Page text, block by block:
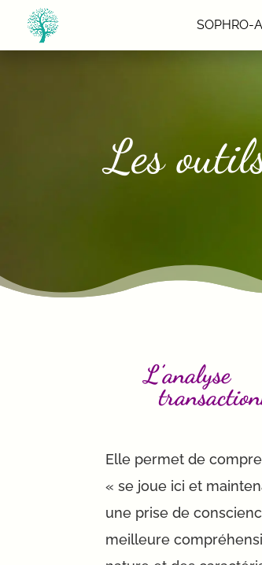
SOPHRO-
Les
Elle permet de
« se joue ici et
une prise de
meilleure